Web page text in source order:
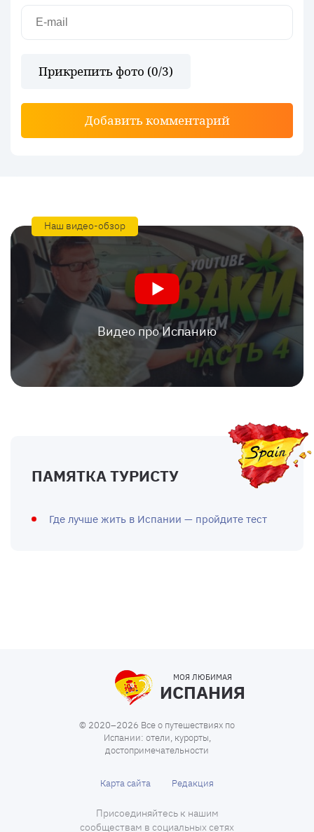
Прикрепить фото (0/3)
Добавить комментарий
Наш видео-обзор
Видео про Испанию
ПАМЯТКА ТУРИСТУ
Где лучше жить в Испании — пройдите тест
МОЯ ЛЮБИМАЯ
ИСПАНИЯ
© 2020–2026 Все о путешествиях по
Испании: отели, курорты,
достопримечательности
Карта сайта Редакция
Присоединяйтесь к нашим
сообществам в социальных сетях